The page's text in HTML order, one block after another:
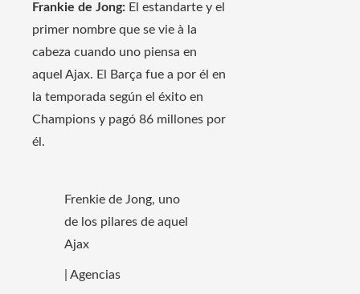
Frankie de Jong: El estandarte y el
primer nombre que se vie à la
cabeza cuando uno piensa en
aquel Ajax. El Barça fue a por él en
la temporada según el éxito en
Champions y pagó 86 millones por
él.
Frenkie de Jong, uno
de los pilares de aquel
Ajax
| Agencias